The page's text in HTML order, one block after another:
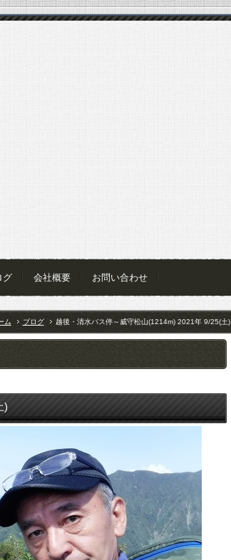
グ 会社概要 お問い合わせ
ム ブログ 越後・清水バス停～威守松山(1214m) 2021年 9/25(土)
)